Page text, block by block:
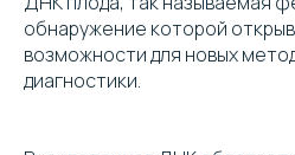
обнаружение которой
возможности для новых
диагностики.